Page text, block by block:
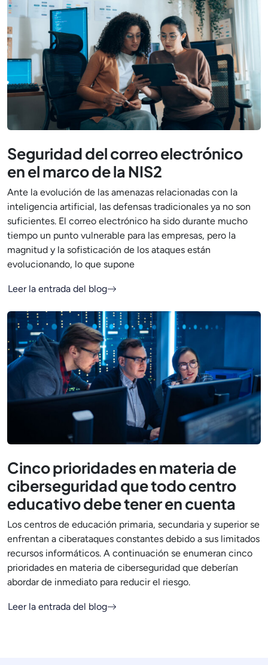
Seguridad del correo electrónico
en el marco de la NIS2
Ante la evolución de las amenazas relacionadas con la
inteligencia artificial, las defensas tradicionales ya no son
suficientes. El correo electrónico ha sido durante mucho
tiempo un punto vulnerable para las empresas, pero la
magnitud y la sofisticación de los ataques están
evolucionando, lo que supone
Leer la entrada del blog
Cinco prioridades en materia de
ciberseguridad que todo centro
educativo debe tener en cuenta
Los centros de educación primaria, secundaria y superior se
enfrentan a ciberataques constantes debido a sus limitados
recursos informáticos. A continuación se enumeran cinco
prioridades en materia de ciberseguridad que deberían
abordar de inmediato para reducir el riesgo.
Leer la entrada del blog